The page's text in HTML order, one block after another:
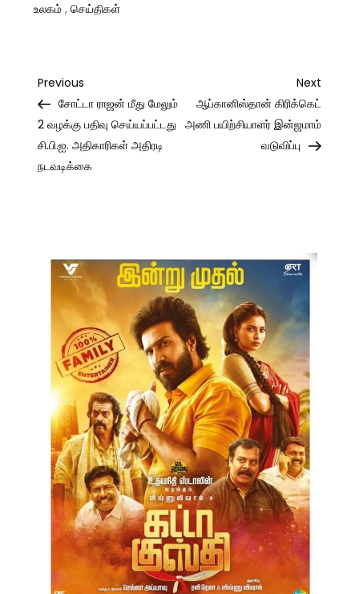
உலகம் ,செய்திகள்
Post
navigation
Previous
Post
Previous
சோட்டா ராஜன் மீது மேலும்
2 வழக்கு பதிவு செய்யப்பட்டது
சி.பி.ஐ. அதிகாரிகள் அதிரடி
நடவடிக்கை
Next
Post
Next
ஆப்கானிஸ்தான் கிரிக்கெட்
அணி பயிற்சியாளர் இன்ஜமாம்
வடுவிப்பு